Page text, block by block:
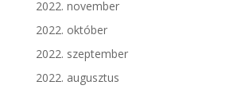
2022. november
2022. október
2022. szeptember
2022. augusztus